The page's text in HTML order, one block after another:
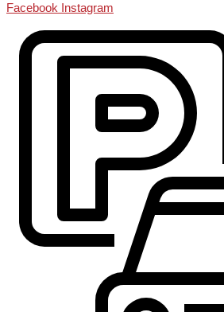
Facebook Instagram